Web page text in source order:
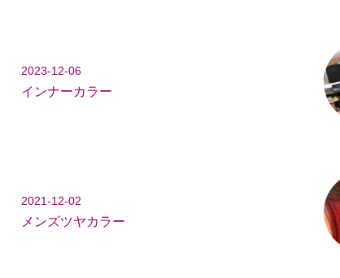
2023-12-06
インナーカラー
2021-12-02
メンズツヤカラー